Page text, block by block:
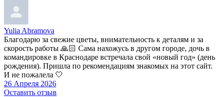
Yulia Abramova
Благодарю за свежие цветы, внимательность к деталям и за
скорость работы 🙏🏻 Сама нахожусь в другом городе, дочь в
командировке в Краснодаре встречала свой «новый год» (день
рождения). Пришла по рекомендациям знакомых на этот сайт.
И не пожалела 🤍
26 Апреля 2026
Оставить отзыв